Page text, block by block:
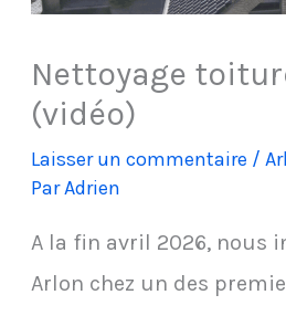
Nettoyage
(vidéo)
Laisser un commentaire /
ParAdrien
A la fin avril 2026, nous
Arlon chez un des